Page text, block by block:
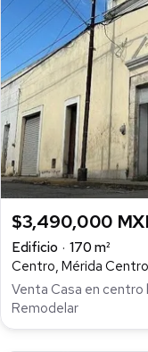
$3,490,000
Edificio
170 m²
Centro, Mérida
Venta Casa en centro
Remodelar